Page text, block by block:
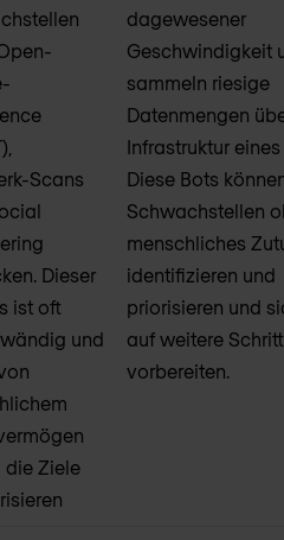
Scans
Dieser
ist oft
und
die Ziele
dagewesener
Geschwindigkeit
sammeln riesige
Datenmengen
Infrastruktur
Diese Bots
Schwachstellen
menschliches
identifizieren und
priorisieren und
auf weitere
vorbereiten.